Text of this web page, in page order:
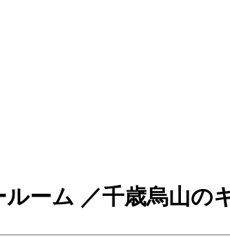
ーム ／千歳烏山の